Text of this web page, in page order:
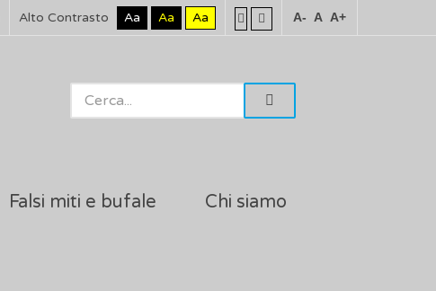
Alto Contrasto Aa Aa Aa A- A A+
Falsi miti e bufale Chi siamo